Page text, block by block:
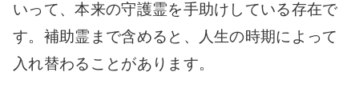
いって、本来の守護霊を手助けしている存在で
す。補助霊まで含めると、人生の時期によって
入れ替わることがあります。